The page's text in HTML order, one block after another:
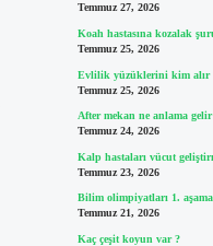
Temmuz 27, 2026
Koah hastasına kozalak
Temmuz 25, 2026
Evlilik yüzüklerini kim alır
Temmuz 25, 2026
After mekan ne anlama gelir
Temmuz 24, 2026
Kalp hastaları vücut
Temmuz 23, 2026
Bilim olimpiyatları 1. aşama
Temmuz 21, 2026
Kaç çeşit koyun var ?